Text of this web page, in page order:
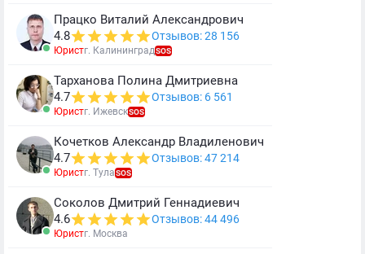
Працко Виталий Александрович
4.8
Отзывов: 28 156
Юристг. КалининградSOS
Тарханова Полина Дмитриевна
4.7
Отзывов: 6 561
Юристг. ИжевскSOS
Кочетков Александр Владиленович
4.7
Отзывов: 47 214
Юристг. ТулаSOS
Соколов Дмитрий Геннадиевич
4.6
Отзывов: 44 496
Юристг. Москва